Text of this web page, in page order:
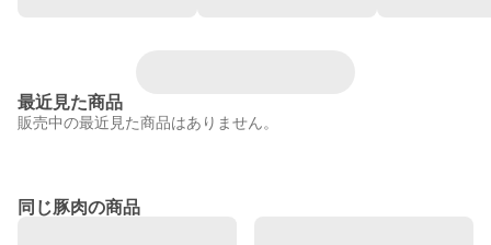
最近見た商品
販売中の最近見た商品はありません。
同じ豚肉の商品